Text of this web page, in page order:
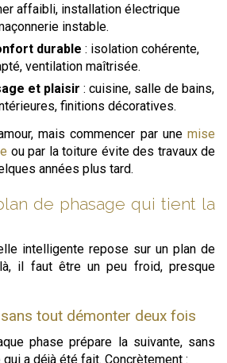
affaibli, installation électrique
instable.
durable : isolation cohérente,
ventilation maîtrisée.
et plaisir : cuisine, salle de bains,
finitions décoratives.
mais commencer par une mise
ou par la toiture évite des travaux de
années plus tard.
de phasage qui tient la
intelligente repose sur un plan de
il faut être un peu froid, presque
tout démonter deux fois
phase prépare la suivante, sans
a déjà été fait. Concrètement :